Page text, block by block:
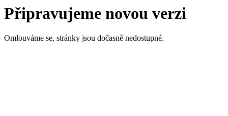
Připravujeme novou verzi
Omlouváme se, stránky jsou dočasně nedostupné.